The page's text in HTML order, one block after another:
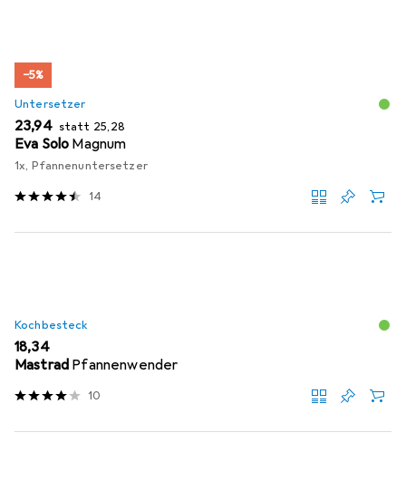
−5%
Untersetzer
EUR
23,94 statt EUR
25,28
Eva Solo Magnum
1x, Pfannenuntersetzer
14
Kochbesteck
EUR
18,34
Mastrad Pfannenwender
10